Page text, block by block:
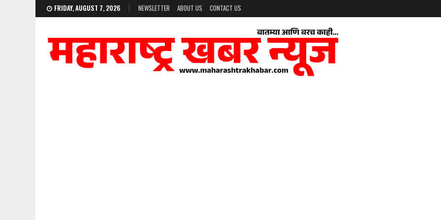
FRIDAY, AUGUST 7, 2026 NEWSLETTER ABOUT US CONTACT US